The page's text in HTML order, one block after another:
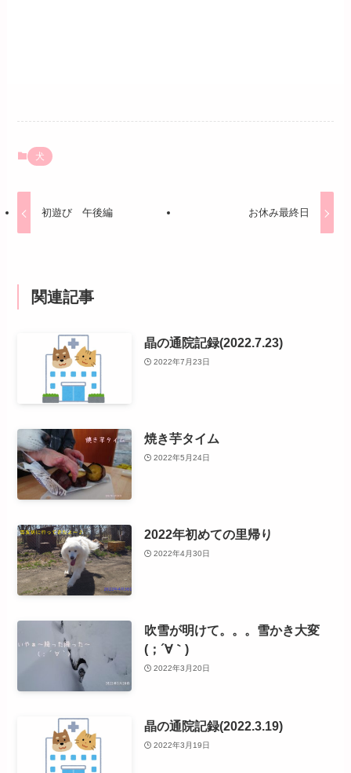
犬
初遊び 午後編 お休み最終日
関連記事
晶の通院記録(2022.7.23)
2022年7月23日
焼き芋タイム
2022年5月24日
2022年初めての里帰り
2022年4月30日
吹雪が明けて。。。雪かき大変
(；´∀｀)
2022年3月20日
晶の通院記録(2022.3.19)
2022年3月19日